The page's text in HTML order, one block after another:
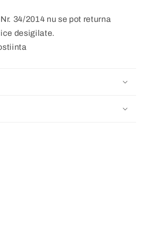
34/2014 nu se pot returna
desigilate.